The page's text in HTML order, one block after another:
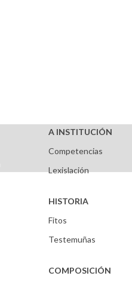
A INSTITUCIÓN
Competencias
Lexislación
HISTORIA
Fitos
Testemuñas
COMPOSICIÓN